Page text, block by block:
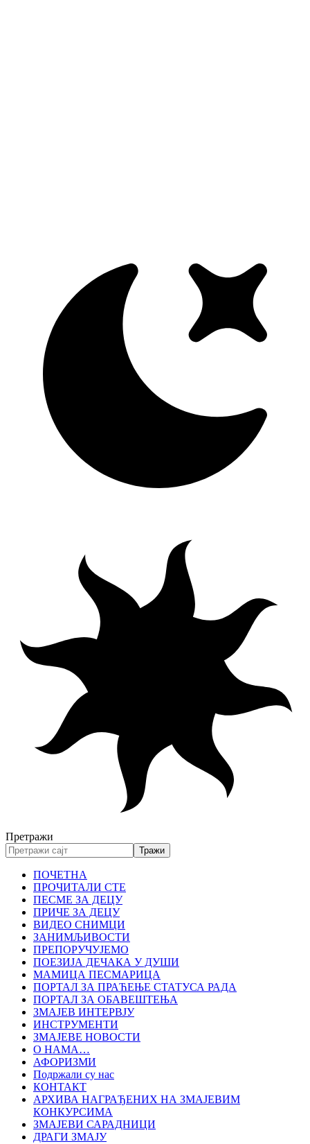
Претражи
ПОЧЕТНА
ПРОЧИТАЛИ СТЕ
ПЕСМЕ ЗА ДЕЦУ
ПРИЧЕ ЗА ДЕЦУ
ВИДЕО СНИМЦИ
ЗАНИМЉИВОСТИ
ПРЕПОРУЧУЈЕМО
ПОЕЗИЈА ДЕЧАКА У ДУШИ
МАМИЦА ПЕСМАРИЦА
ПОРТАЛ ЗА ПРАЋЕЊЕ СТАТУСА РАДА
ПОРТАЛ ЗА ОБАВЕШТЕЊА
ЗМАЈЕВ ИНТЕРВЈУ
ИНСТРУМЕНТИ
ЗМАЈЕВЕ НОВОСТИ
О НАМА…
АФОРИЗМИ
Подржали су нас
КОНТАКТ
АРХИВА НАГРАЂЕНИХ НА ЗМАЈЕВИМ
КОНКУРСИМА
ЗМАЈЕВИ САРАДНИЦИ
ДРАГИ ЗМАЈУ